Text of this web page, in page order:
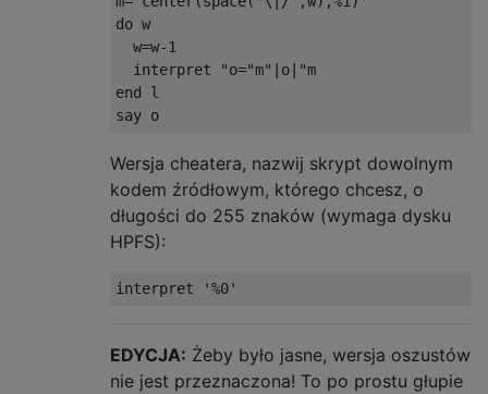
do w
  w=w-1
  interpret "o="m"|o|"m
end l
Wersja cheatera, nazwij skrypt dowolnym
kodem źródłowym, którego chcesz, o
długości do 255 znaków (wymaga dysku
HPFS):
EDYCJA: Żeby było jasne, wersja oszustów
nie jest przeznaczona! To po prostu głupie